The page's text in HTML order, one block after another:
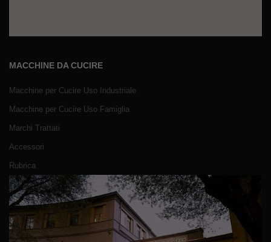
MACCHINE DA CUCIRE
Macchine per Cucire Uso Industriale
Macchine per Cucire Uso Famiglia
Marchi Trattati
Accessori
Rubrica